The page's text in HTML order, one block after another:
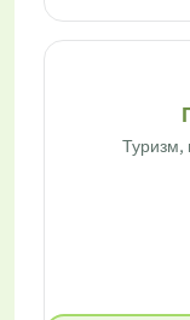
Туризм,